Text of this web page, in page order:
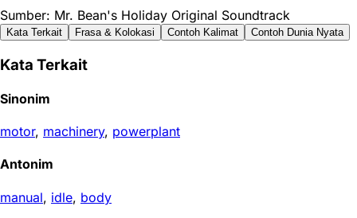
Sumber: Mr. Bean's Holiday Original Soundtrack
Kata Terkait Frasa & Kolokasi Contoh Kalimat Contoh Dunia Nyata
Kata Terkait
Sinonim
motor, machinery, powerplant
Antonim
manual, idle, body